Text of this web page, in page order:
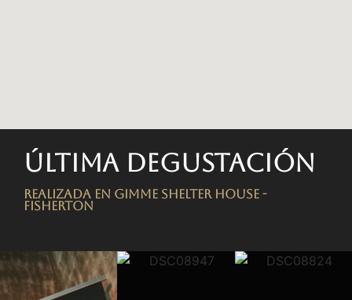
Última degustación
Realizada en Gimme Shelter House -
FISHERTON